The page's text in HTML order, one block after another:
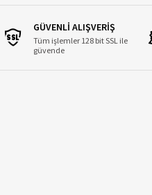
GÜVENLİ ALIŞVERİŞ
Tüm işlemler 128 bit SSL ile
güvende